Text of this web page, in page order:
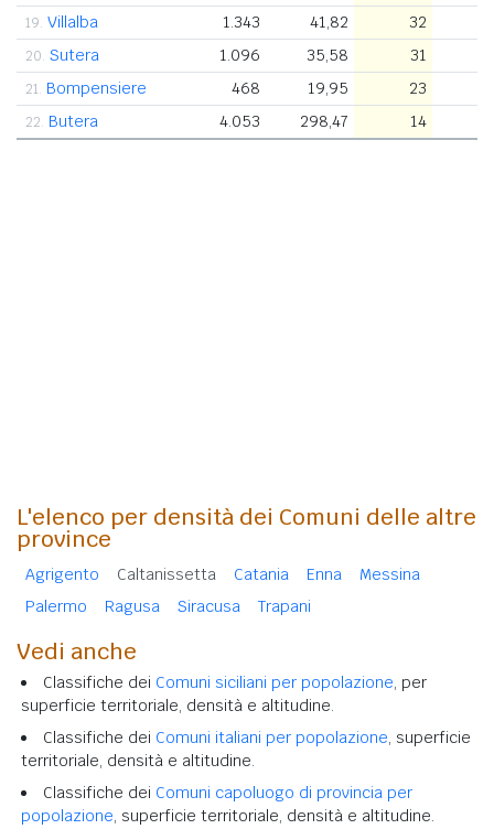
19. Villalba 1.343 41,82 32
20. Sutera 1.096 35,58 31
21. Bompensiere 468 19,95 23
22. Butera 4.053 298,47 14
L'elenco per densità dei Comuni delle altre
province
Agrigento Caltanissetta Catania Enna
Messina
Palermo
Ragusa Siracusa Trapani
Vedi anche
Classifiche dei Comuni siciliani per popolazione, per
superficie territoriale, densità e altitudine.
Classifiche dei Comuni italiani per popolazione, superficie
territoriale, densità e altitudine.
Classifiche dei Comuni capoluogo di provincia per
popolazione, superficie territoriale, densità e altitudine.